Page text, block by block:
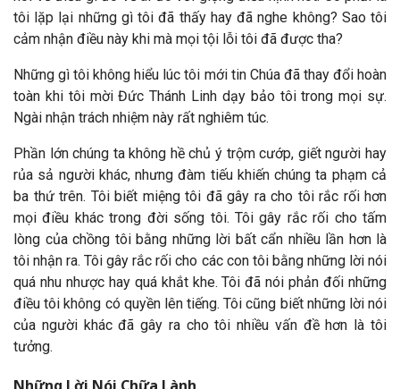
tôi lặp lại những gì tôi đã thấy hay đã nghe không? Sao tôi
cảm nhận điều này khi mà mọi tội lỗi tôi đã được tha?
Những gì tôi không hiểu lúc tôi mới tin Chúa đã thay đổi hoàn
toàn khi tôi mời Đức Thánh Linh dạy bảo tôi trong mọi sự.
Ngài nhận trách nhiệm này rất nghiêm túc.
Phần lớn chúng ta không hề chủ ý trộm cướp, giết người hay
rủa sả người khác, nhưng đàm tiếu khiến chúng ta phạm cả
ba thứ trên. Tôi biết miệng tôi đã gây ra cho tôi rắc rối hơn
mọi điều khác trong đời sống tôi. Tôi gây rắc rối cho tấm
lòng của chồng tôi bằng những lời bất cẩn nhiều lần hơn là
tôi nhận ra. Tôi gây rắc rối cho các con tôi bằng những lời nói
quá nhu nhược hay quá khắt khe. Tôi đã nói phản đối những
điều tôi không có quyền lên tiếng. Tôi cũng biết những lời nói
của người khác đã gây ra cho tôi nhiều vấn đề hơn là tôi
tưởng.
Những Lời Nói Chữa Lành